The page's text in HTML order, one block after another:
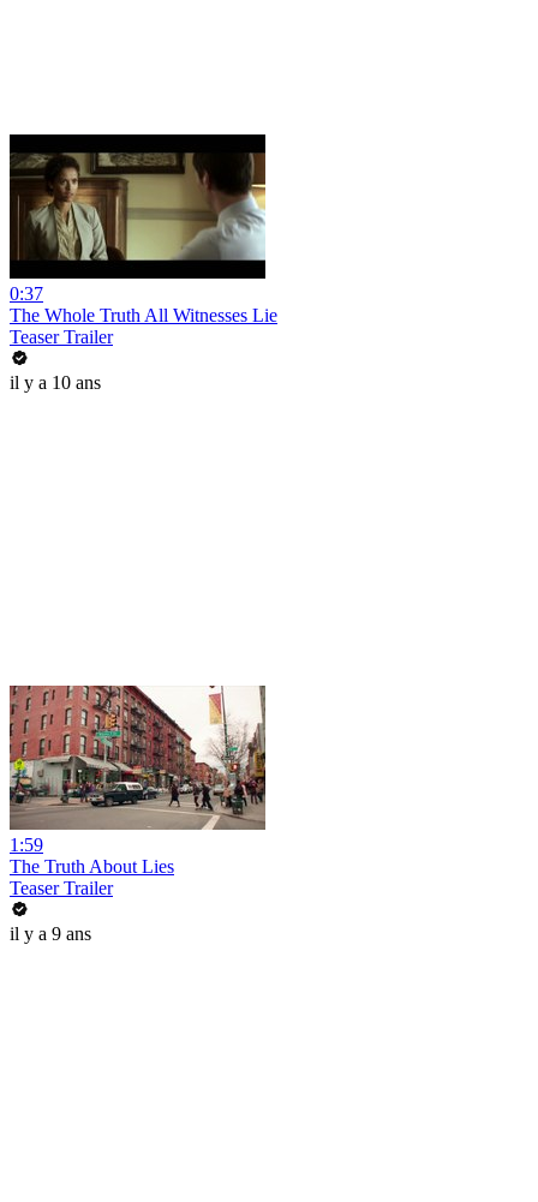
0:37
The Whole Truth All Witnesses Lie
Teaser Trailer
il y a 10 ans
1:59
The Truth About Lies
Teaser Trailer
il y a 9 ans